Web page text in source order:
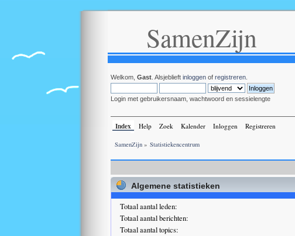
SamenZijn
Welkom,Gast . Alsjeblieftinloggen ofregistreren
Login met gebruikersnaam, wachtwoord en sessielengte
Index Help Zoek Kalender Inloggen Registreren
SamenZijn» Statistiekencentrum
Algemene statistieken
Totaal aantal leden:
Totaal aantal berichten:
Totaal aantal topics: